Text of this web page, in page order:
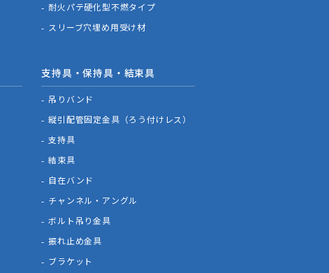
耐火パテ硬化型不燃タイプ
スリーブ穴埋め用受け材
支持具・保持具・結束具
吊りバンド
縦引配管固定金具（ろう付けレス）
支持具
結束具
自在バンド
チャンネル・アングル
ボルト吊り金具
振れ止め金具
ブラケット